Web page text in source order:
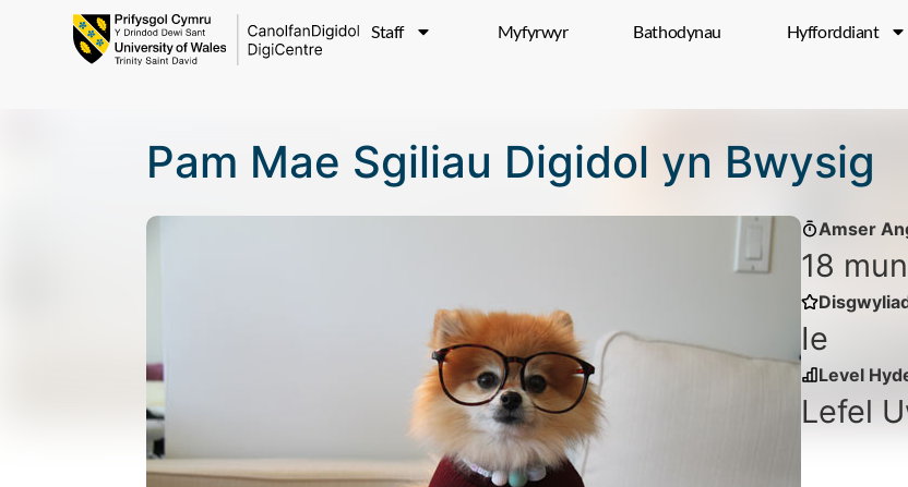
Staff Myfyrwyr Bathodynau Hyfforddiant
Pam Mae Sgiliau Digidol yn Bwysig
Amser
18
Ie
Level
Lefel